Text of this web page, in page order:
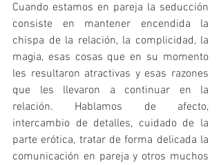
Cuando estamos en pareja la seducción
consiste en mantener encendida la
chispa de la relación, la complicidad, la
magia, esas cosas que en su momento
les resultaron atractivas y esas razones
que les llevaron a continuar en la
relación. Hablamos de afecto,
intercambio de detalles, cuidado de la
parte erótica, tratar de forma delicada la
comunicación en pareja y otros muchos